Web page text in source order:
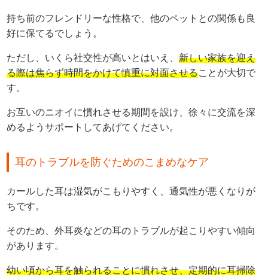
持ち前のフレンドリーな性格で、他のペットとの関係も良
好に保てるでしょう。
ただし、いくら社交性が高いとはいえ、新しい家族を迎え
る際は焦らず時間をかけて慎重に対面させることが大切で
す。
お互いのニオイに慣れさせる期間を設け、徐々に交流を深
めるようサポートしてあげてください。
耳のトラブルを防ぐためのこまめなケア
カールした耳は湿気がこもりやすく、通気性が悪くなりが
ちです。
そのため、外耳炎などの耳のトラブルが起こりやすい傾向
があります。
幼い頃から耳を触られることに慣れさせ、定期的に耳掃除